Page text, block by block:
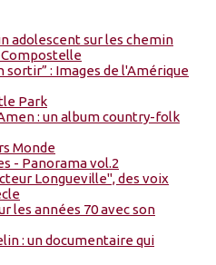
adolescent sur les chemin
sortir” : Images de l'Amérique
Park
: un album country-folk
Monde
- Panorama vol.2
Longueville", des voix
les années 70 avec son
: un documentaire qui